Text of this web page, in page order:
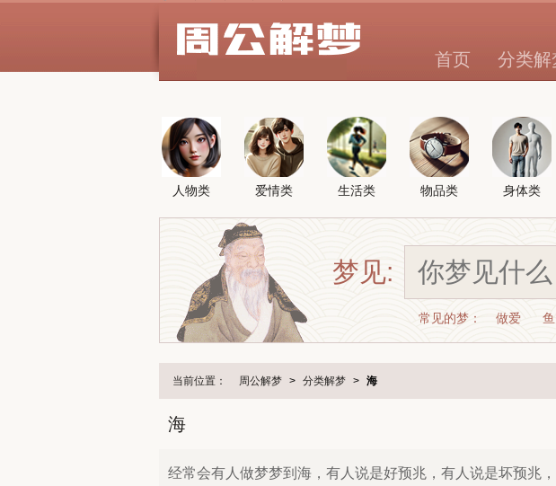
首页 分类解
人物类 爱情类 生活类 物品类 身体类
梦见:
常见的梦： 做爱 鱼
当前位置： 周公解梦 > 分类解梦 > 海
海
经常会有人做梦梦到海，有人说是好预兆，有人说是坏预兆